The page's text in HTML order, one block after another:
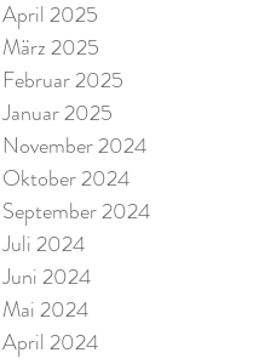
April 2025
März 2025
Februar 2025
Januar 2025
November 2024
Oktober 2024
September 2024
Juli 2024
Juni 2024
Mai 2024
April 2024